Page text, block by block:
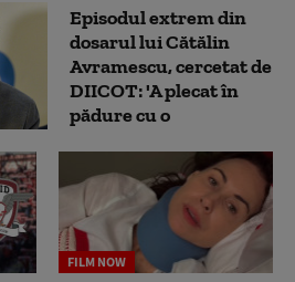
Episodul extrem din
dosarul lui Cătălin
Avramescu, cercetat de
DIICOT: 'A plecat în
pădure cu o
FILM NOW